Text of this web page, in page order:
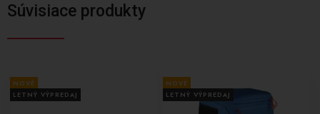
Súvisiace produkty
NOVÉ
LETNÝ VÝPREDAJ
NOVÉ
LETNÝ VÝPREDAJ